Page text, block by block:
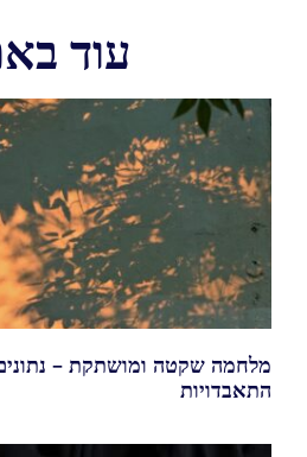
עוד
מלחמה שקטה ומושתקת –
התאבדויות